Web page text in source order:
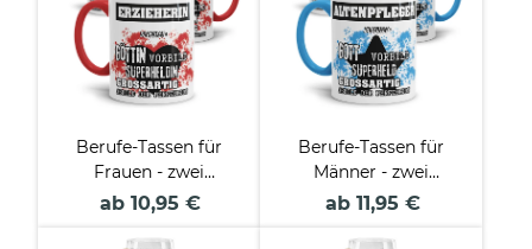
Berufe-Tassen für
Frauen - zwei
Farbvarianten
ab 10,95 €
Berufe-Tassen für
Männer - zwei
Farbvarianten
ab 11,95 €